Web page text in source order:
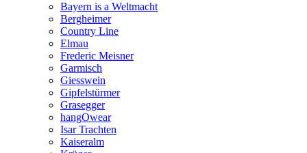
Bayern is a Weltmacht
Bergheimer
Country Line
Elmau
Frederic Meisner
Garmisch
Giesswein
Gipfelstürmer
Grasegger
hangOwear
Isar Trachten
Kaiseralm